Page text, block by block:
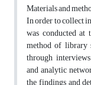
Materials and
In order to collect
was conducted
method of library
through
and analytic